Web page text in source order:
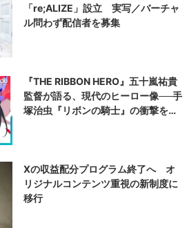
「re;ALIZE」設立 実写／バーチャ
ル問わず配信者を募集
『THE RIBBON HERO』五十嵐祐貴
監督が語る、現代のヒーロー像──手
塚治虫『リボンの騎士』の衝撃を再
Xの収益配分プログラム終了へ オ
リジナルコンテンツ重視の新制度に
移行